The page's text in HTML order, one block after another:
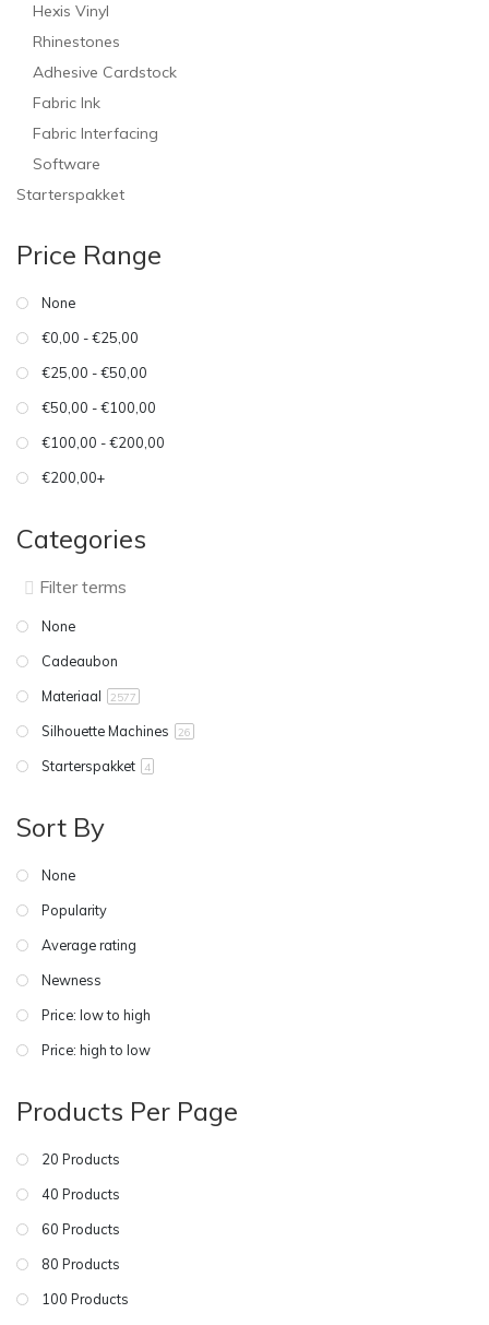
Hexis Vinyl
Rhinestones
Adhesive Cardstock
Fabric Ink
Fabric Interfacing
Software
Starterspakket
Price Range
None
€0,00 - €25,00
€25,00 - €50,00
€50,00 - €100,00
€100,00 - €200,00
€200,00+
Categories
None
Cadeaubon
Materiaal
2577
Silhouette Machines 26
Starterspakket 4
Sort By
None
Popularity
Average rating
Newness
Price: low to high
Price: high to low
Products Per Page
20 Products
40 Products
60 Products
80 Products
100 Products